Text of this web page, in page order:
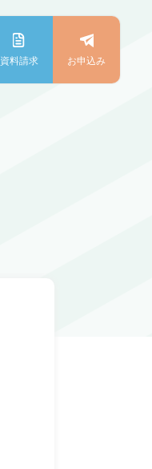
資料請求 お申込み